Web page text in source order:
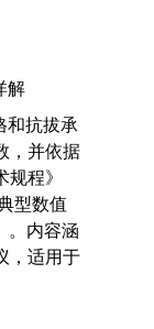
解
和抗拔承
，并依据
程》
型数值
。内容涵
，适用于